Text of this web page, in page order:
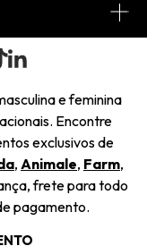
e feminina
Encontre
exclusivos de
, Animale, Farm,
frete para todo
pagamento.